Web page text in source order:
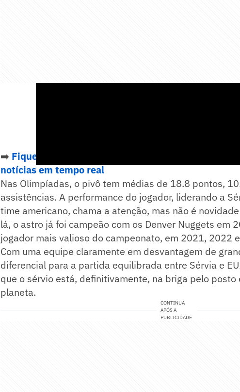
➡️ Fique por dentro das Olimpíadas! Siga o Lance!
notícias em tempo real
Nas Olimpíadas, o pivô tem médias de 18.8 pontos,
assistências. A performance do jogador, liderando a
time americano, chama a atenção, mas não é
lá, o astro já foi campeão com os Denver Nuggets em
jogador mais valioso do campeonato, em 2021, 2022
Com uma equipe claramente em desvantagem de
diferencial para a partida equilibrada entre Sérvia e
que o sérvio está, definitivamente, na briga pelo
planeta.
CONTINUA
APÓS A
PUBLICIDADE